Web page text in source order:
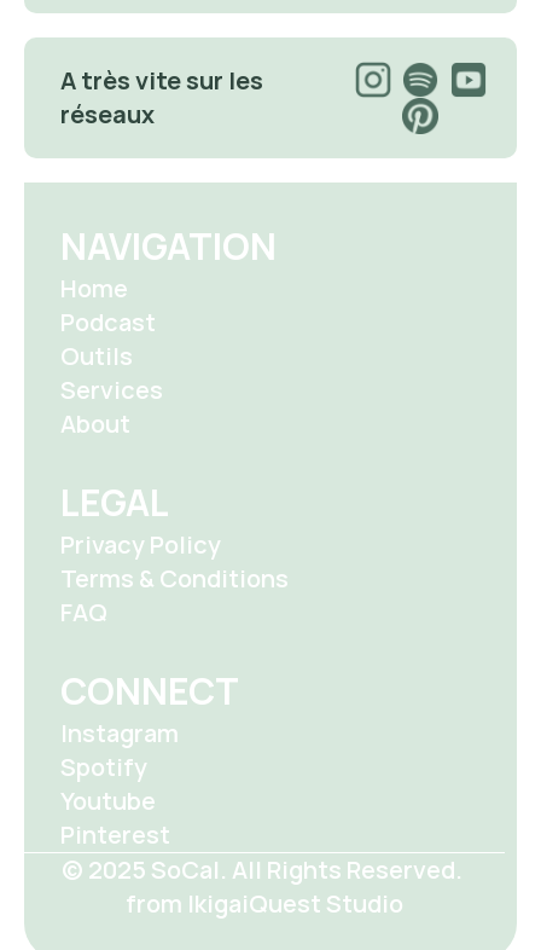
A très vite sur les
réseaux
NAVIGATION
Home
Podcast
Outils
Services
About
LEGAL
Privacy Policy
Terms & Conditions
FAQ
CONNECT
Instagram
Spotify
Youtube
Pinterest
© 2025 SoCal. All Rights Reserved.
from IkigaiQuest Studio